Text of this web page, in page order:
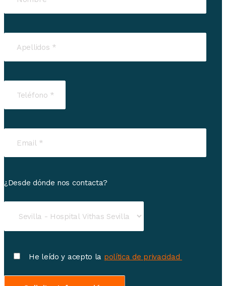
¿Desde dónde nos contacta?
He leído y acepto la política de privacidad